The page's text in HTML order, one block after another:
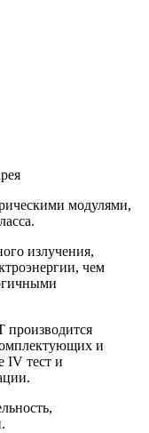
модулями,
излучения,
чем
производится
и
IV тест и